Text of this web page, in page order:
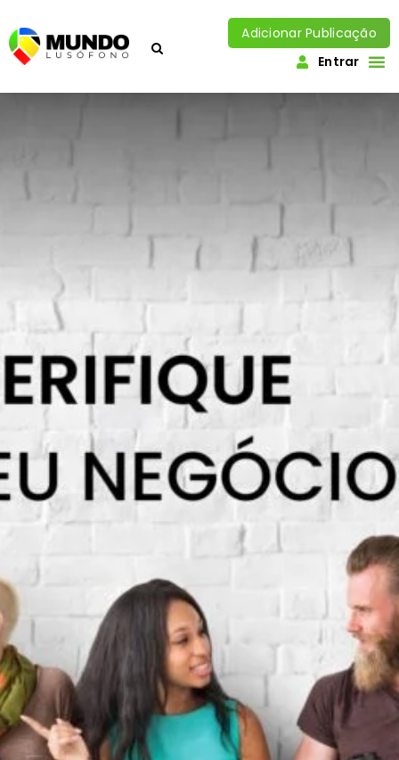
Adicionar Publicação
Entrar